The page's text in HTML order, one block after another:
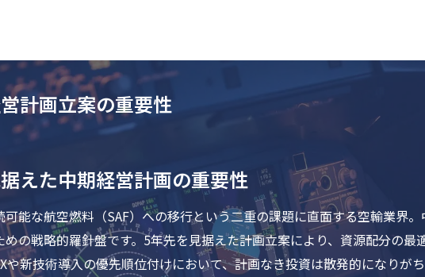
計画立案の重要性
えた中期経営計画の重要性
能な航空燃料（SAF）への移行という二重の課題に直面する空輸業界
めの戦略的羅針盤です。5年先を見据えた計画立案により、資源配分の
や新技術導入の優先順位付けにおいて、計画なき投資は散発的になりが